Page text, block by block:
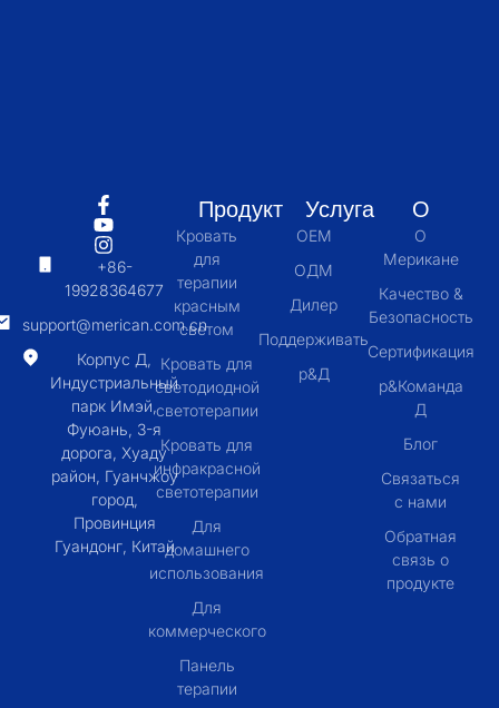
+86-
19928364677
support@merican.com.cn
Корпус Д,
Индустриальный
парк Имэй,
Фуюань, 3-я
дорога, Хуаду
район, Гуанчжоу
город,
Провинция
Гуандонг, Китай
Продукт
Кровать
для
терапии
красным
светом
Кровать для
светодиодной
светотерапии
Кровать для
инфракрасной
светотерапии
Для
домашнего
использования
Для
коммерческого
Панель
терапии
Услуга
OEM
ОДМ
Дилер
Поддерживать
р&Д
О
О
Мерикане
Качество &
Безопасность
Сертификация
р&Команда
Д
Блог
Связаться
с нами
Обратная
связь о
продукте